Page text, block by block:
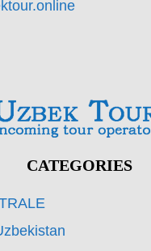
CATEGORIES